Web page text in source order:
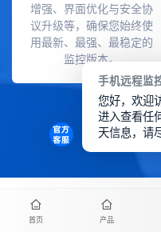
增强、界面优化与安全协
议升级等，确保您始终使
用最新、最强、最稳定的
监控版本。
首页 产品
手机远程监
您好，欢迎
进入查看任
天信息，请